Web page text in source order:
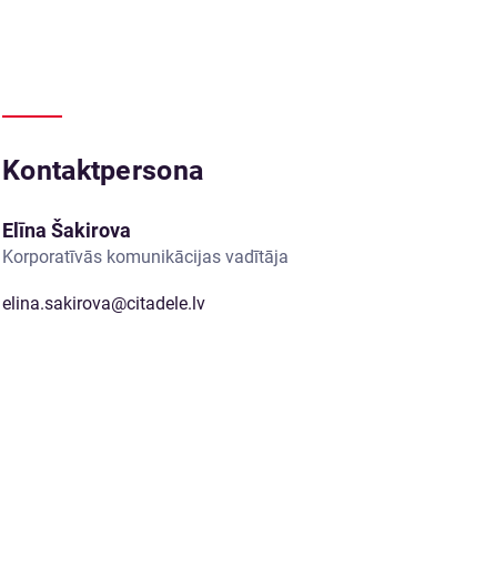
Kontaktpersona
Elīna Šakirova
Korporatīvās komunikācijas vadītāja
elina.sakirova@citadele.lv